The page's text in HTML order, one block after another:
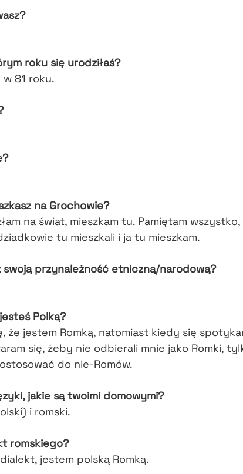
roku się urodziłaś?
w 81 roku.
na Grochowie?
na świat, mieszkam tu. Pamiętam wszystko,
tu mieszkali i ja tu mieszkam.
swoją przynależność etniczną/narodową?
Polką?
że jestem Romką, natomiast kiedy się
się, żeby nie odbierali mnie jako Romki,
do nie-Romów.
jakie są twoimi domowymi?
i romski.
romskiego?
jestem polską Romką.